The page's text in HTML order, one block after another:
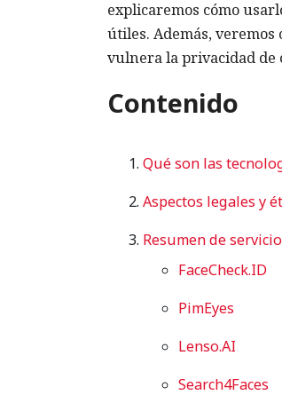
explicaremos cómo
útiles. Además,
vulnera la privacidad de
Contenido
Qué son las
Aspectos legales y
Resumen de
FaceCheck.ID
PimEyes
Lenso.AI
Search4Faces